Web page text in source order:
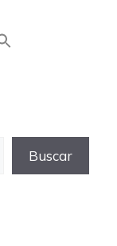
Buscar